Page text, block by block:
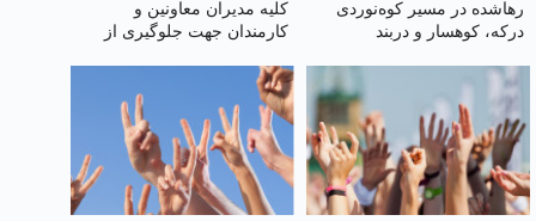
رهاشده در مسیر کوه‌نوردی
درکه، کوهسار و دربند
کلیه مدیران معاونین و
کارمندان جهت جلوگیری از